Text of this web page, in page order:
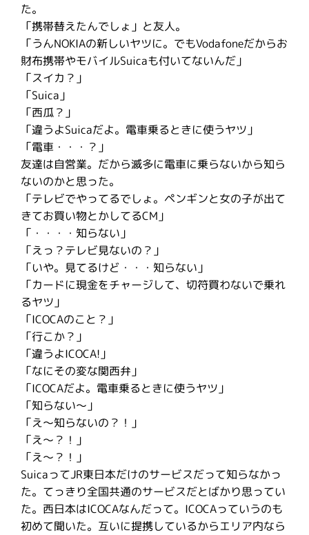
た。
「携帯替えたんでしょ」と友人。
「うんNOKIAの新しいヤツに。でもVodafoneだからお
財布携帯やモバイルSuicaも付いてないんだ」
「スイカ？」
「Suica」
「西瓜？」
「違うよSuicaだよ。電車乗るときに使うヤツ」
「電車・・・？」
友達は自営業。だから滅多に電車に乗らないから知ら
ないのかと思った。
「テレビでやってるでしょ。ペンギンと女の子が出て
きてお買い物とかしてるCM」
「・・・・知らない」
「えっ？テレビ見ないの？」
「いや。見てるけど・・・知らない」
「カードに現金をチャージして、切符買わないで乗れ
るヤツ」
「ICOCAのこと？」
「行こか？」
「違うよICOCA!」
「なにその変な関西弁」
「ICOCAだよ。電車乗るときに使うヤツ」
「知らない〜」
「え〜知らないの？！」
「え〜？！」
「え〜？！」
SuicaってJR東日本だけのサービスだって知らなかっ
た。てっきり全国共通のサービスだとばかり思ってい
た。西日本はICOCAなんだって。ICOCAっていうのも
初めて聞いた。互いに提携しているからエリア内なら